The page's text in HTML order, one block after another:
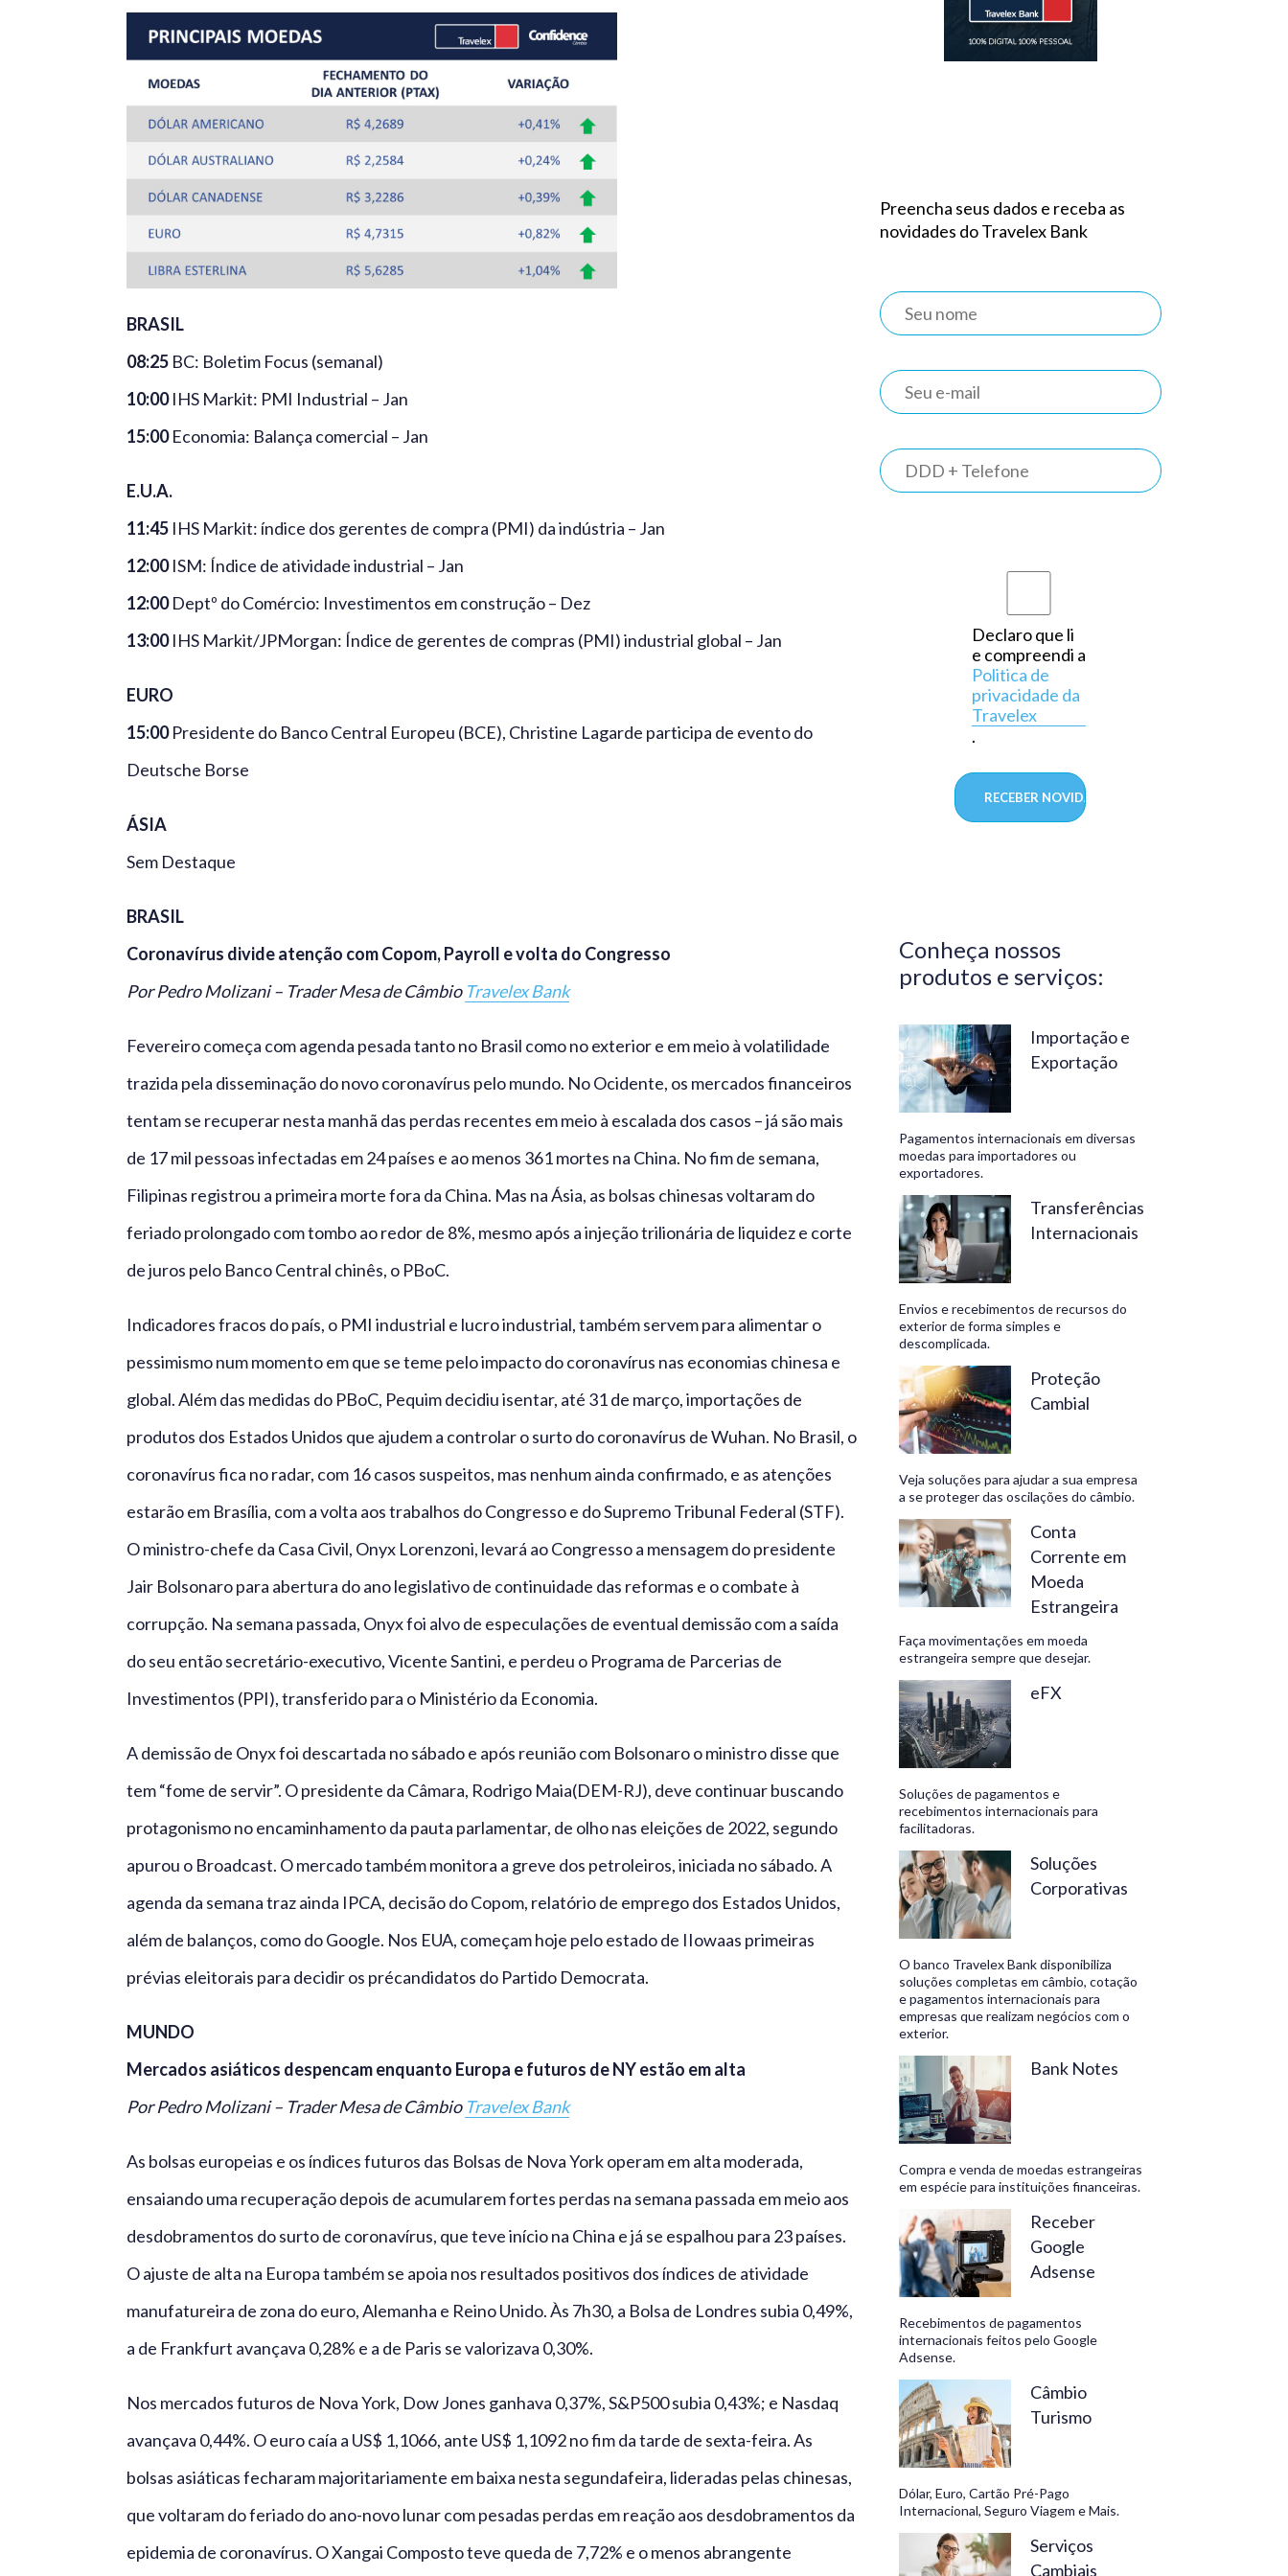
BRASIL
08:25 BC: Boletim Focus (semanal)
10:00IHS Markit: PMI Industrial – Jan
15:00Economia: Balança comercial – Jan
E.U.A.
11:45 IHS Markit: índice dos gerentes de compra (PMI) da indústria – Jan
12:00ISM: Índice de atividade industrial – Jan
12:00Deptº do Comércio: Investimentos em construção – Dez
13:00IHS Markit/JPMorgan: Índice de gerentes de compras (PMI) industrial global – Jan
EURO
15:00Presidente do Banco Central Europeu (BCE), Christine Lagarde participa de evento do
Deutsche Borse
ÁSIA
Sem Destaque
BRASIL
Coronavírus divide atenção com Copom, Payroll e volta do Congresso
Por Pedro Molizani – Trader Mesa de Câmbio Travelex Bank
Fevereiro começa com agenda pesada tanto no Brasil como no exterior e em meio à volatilidade
trazida pela disseminação do novo coronavírus pelo mundo. No Ocidente, os mercados financeiros
tentam se recuperar nesta manhã das perdas recentes em meio à escalada dos casos – já são mais
de 17 mil pessoas infectadas em 24 países e ao menos 361 mortes na China. No fim de semana,
Filipinas registrou a primeira morte fora da China. Mas na Ásia, as bolsas chinesas voltaram do
feriado prolongado com tombo ao redor de 8%, mesmo após a injeção trilionária de liquidez e corte
de juros pelo Banco Central chinês, o PBoC.
Indicadores fracos do país, o PMI industrial e lucro industrial, também servem para alimentar o
pessimismo num momento em que se teme pelo impacto do coronavírus nas economias chinesa e
global. Além das medidas do PBoC, Pequim decidiu isentar, até 31 de março, importações de
produtos dos Estados Unidos que ajudem a controlar o surto do coronavírus de Wuhan. No Brasil, o
coronavírus fica no radar, com 16 casos suspeitos, mas nenhum ainda confirmado, e as atenções
estarão em Brasília, com a volta aos trabalhos do Congresso e do Supremo Tribunal Federal (STF).
O ministro-chefe da Casa Civil, Onyx Lorenzoni, levará ao Congresso a mensagem do presidente
Jair Bolsonaro para abertura do ano legislativo de continuidade das reformas e o combate à
corrupção. Na semana passada, Onyx foi alvo de especulações de eventual demissão com a saída
do seu então secretário-executivo, Vicente Santini, e perdeu o Programa de Parcerias de
Investimentos (PPI), transferido para o Ministério da Economia.
A demissão de Onyx foi descartada no sábado e após reunião com Bolsonaro o ministro disse que
tem “fome de servir”. O presidente da Câmara, Rodrigo Maia(DEM-RJ), deve continuar buscando
protagonismo no encaminhamento da pauta parlamentar, de olho nas eleições de 2022, segundo
apurou o Broadcast. O mercado também monitora a greve dos petroleiros, iniciada no sábado. A
agenda da semana traz ainda IPCA, decisão do Copom, relatório de emprego dos Estados Unidos,
além de balanços, como do Google. Nos EUA, começam hoje pelo estado de IIowaas primeiras
prévias eleitorais para decidir os précandidatos do Partido Democrata.
MUNDO
Mercados asiáticos despencam enquanto Europa e futuros de NY estão em alta
Por Pedro Molizani – Trader Mesa de Câmbio Travelex Bank
As bolsas europeias e os índices futuros das Bolsas de Nova York operam em alta moderada,
ensaiando uma recuperação depois de acumularem fortes perdas na semana passada em meio aos
desdobramentos do surto de coronavírus, que teve início na China e já se espalhou para 23 países.
O ajuste de alta na Europa também se apoia nos resultados positivos dos índices de atividade
manufatureira de zona do euro, Alemanha e Reino Unido. Às 7h30, a Bolsa de Londres subia 0,49%,
a de Frankfurt avançava 0,28% e a de Paris se valorizava 0,30%.
Nos mercados futuros de Nova York, Dow Jones ganhava 0,37%, S&P500 subia 0,43%; e Nasdaq
avançava 0,44%. O euro caía a US$ 1,1066, ante US$ 1,1092 no fim da tarde de sexta-feira. As
bolsas asiáticas fecharam majoritariamente em baixa nesta segundafeira, lideradas pelas chinesas,
que voltaram do feriado do ano-novo lunar com pesadas perdas em reação aos desdobramentos da
epidemia de coronavírus. O Xangai Composto teve queda de 7,72% e o menos abrangente
Preencha seus dados e receba as
novidades do Travelex Bank
Declaro que li
e compreendi a
Politica de
privacidade da
Travelex
.
TRAVELEX
BANK
primeiro
banco do
país a
operar
exclusivamente
em
aprovado
pelo
confiabilidade
e
são nossos
diferenciais.
Bank,
negócios
rentáveis
Conheça nossos
produtos e serviços:
Importação e
Exportação
Pagamentos internacionais em diversas
moedas para importadores ou
exportadores.
Transferências
Internacionais
Envios e recebimentos de recursos do
exterior de forma simples e
descomplicada.
Proteção
Cambial
Veja soluções para ajudar a sua empresa
a se proteger das oscilações do câmbio.
Conta
Corrente em
Moeda
Estrangeira
Faça movimentações em moeda
estrangeira sempre que desejar.
eFX
Soluções de pagamentos e
recebimentos internacionais para
facilitadoras.
Soluções
Corporativas
O banco Travelex Bank disponibiliza
soluções completas em câmbio, cotação
e pagamentos internacionais para
empresas que realizam negócios com o
exterior.
Bank Notes
Compra e venda de moedas estrangeiras
em espécie para instituições financeiras.
Receber
Google
Adsense
Recebimentos de pagamentos
internacionais feitos pelo Google
Adsense.
Câmbio
Turismo
Dólar, Euro, Cartão Pré-Pago
Internacional, Seguro Viagem e Mais.
Serviços
Cambiais